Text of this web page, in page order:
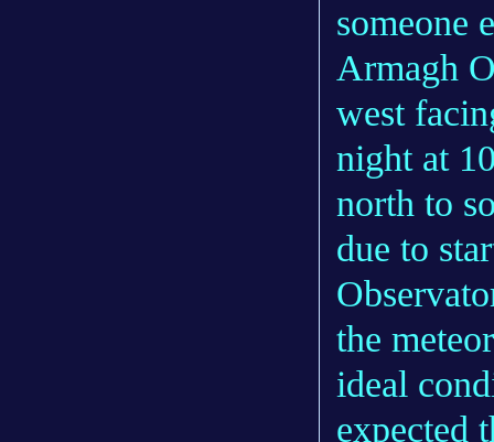
someone
Armagh
west
night at
north to
due to
the
ideal
expected